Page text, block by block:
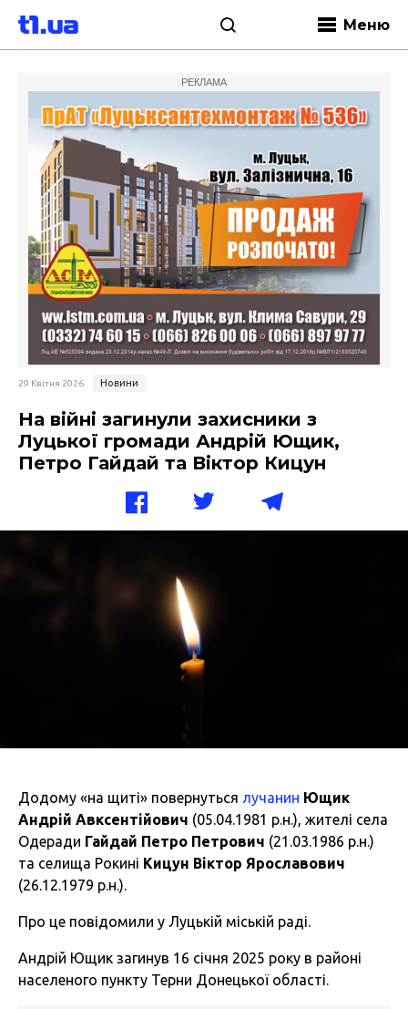
Меню
РЕКЛАМА
29 Квітня 2026 Новини
На війні загинули захисники з
Луцької громади Андрій Ющик,
Петро Гайдай та Віктор Кицун
Додому «на щиті» повернуться лучанин Ющик
Андрій Авксентійович (05.04.1981 р.н.), жителі села
Одеради Гайдай Петро Петрович (21.03.1986 р.н.)
та селища Рокині Кицун Віктор Ярославович
(26.12.1979 р.н.).
Про це повідомили у Луцькій міській раді.
Андрій Ющик загинув 16 січня 2025 року в районі
населеного пункту Терни Донецької області.